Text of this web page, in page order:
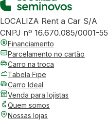
LOCALIZA Rent a Car S/A
CNPJ nº 16.670.085/0001-55
Financiamento
Parcelamento no cartão
Carro na troca
Tabela Fipe
Carro Ideal
Venda para lojistas
Quem somos
Nossas lojas